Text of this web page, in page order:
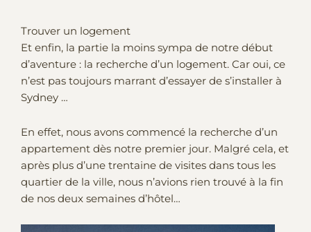
Trouver un logement
Et enfin, la partie la moins sympa de notre début
d’aventure : la recherche d’un logement. Car oui, ce
n’est pas toujours marrant d’essayer de s’installer à
Sydney …
En effet, nous avons commencé la recherche d’un
appartement dès notre premier jour. Malgré cela, et
après plus d’une trentaine de visites dans tous les
quartier de la ville, nous n’avions rien trouvé à la fin
de nos deux semaines d’hôtel…